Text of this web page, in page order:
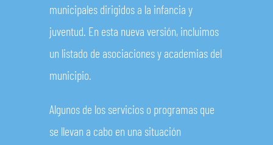
municipales dirigidos a la infancia y
juventud. En esta nueva versión, incluimos
un listado de asociaciones y academias del
municipio.
Algunos de los servicios o programas que
se llevan a cabo en una situación